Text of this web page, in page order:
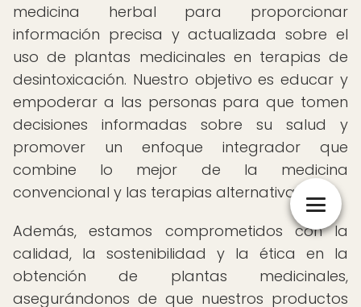
medicina herbal para proporcionar
información precisa y actualizada sobre el
uso de plantas medicinales en terapias de
desintoxicación. Nuestro objetivo es educar y
empoderar a las personas para que tomen
decisiones informadas sobre su salud y
promover un enfoque integrador que
combine lo mejor de la medicina
convencional y las terapias alternativas.
Además, estamos comprometidos con la
calidad, la sostenibilidad y la ética en la
obtención de plantas medicinales,
asegurándonos de que nuestros productos